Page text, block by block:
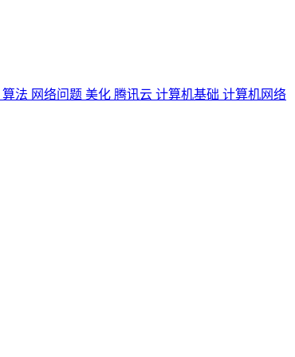
算法 网络问题 美化 腾讯云 计算机基础 计算机网络